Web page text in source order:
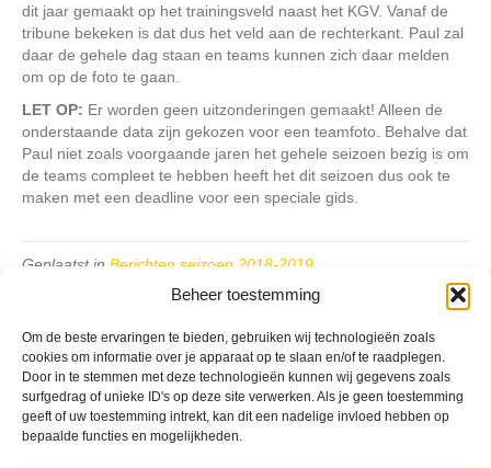
Beheer toestemming
Om de beste ervaringen te bieden, gebruiken wij technologieën zoals
cookies om informatie over je apparaat op te slaan en/of te raadplegen.
Door in te stemmen met deze technologieën kunnen wij gegevens zoals
surfgedrag of unieke ID's op deze site verwerken. Als je geen toestemming
geeft of uw toestemming intrekt, kan dit een nadelige invloed hebben op
bepaalde functies en mogelijkheden.
dit jaar gemaakt op het trainingsveld naast het KGV. Vanaf de
tribune bekeken is dat dus het veld aan de rechterkant. Paul zal
daar de gehele dag staan en teams kunnen zich daar melden
om op de foto te gaan.
LET OP: Er worden geen uitzonderingen gemaakt! Alleen de
onderstaande data zijn gekozen voor een teamfoto. Behalve dat
Paul niet zoals voorgaande jaren het gehele seizoen bezig is om
de teams compleet te hebben heeft het dit seizoen dus ook te
maken met een deadline voor een speciale gids.
Geplaatst in Berichten seizoen 2018-2019
VV Reiger Boys
De Wending, Lotte Beesedijk 1